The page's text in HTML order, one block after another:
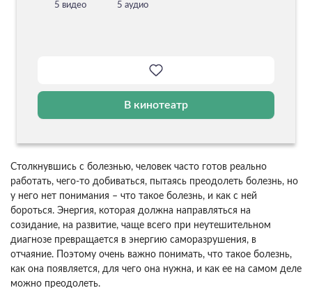
5 видео
5 аудио
В кинотеатр
Столкнувшись с болезнью, человек часто готов реально
работать, чего-то добиваться, пытаясь преодолеть болезнь, но
у него нет понимания – что такое болезнь, и как с ней
бороться. Энергия, которая должна направляться на
созидание, на развитие, чаще всего при неутешительном
диагнозе превращается в энергию саморазрушения, в
отчаяние. Поэтому очень важно понимать, что такое болезнь,
как она появляется, для чего она нужна, и как ее на самом деле
можно преодолеть.